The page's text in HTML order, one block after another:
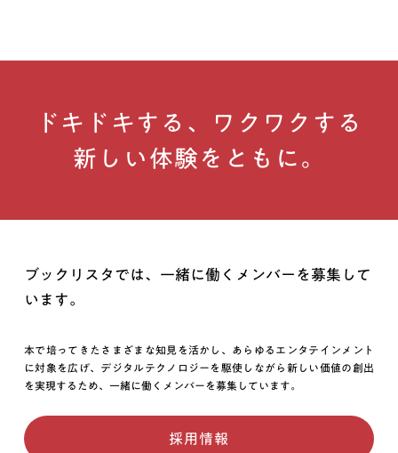
ドキドキする、ワクワクする
新しい体験をともに。
ブックリスタでは、一緒に働くメンバーを募集して
います。
本で培ってきたさまざまな知見を活かし、あらゆるエンタテインメント
に対象を広げ、デジタルテクノロジーを駆使しながら新しい価値の創出
を実現するため、一緒に働くメンバーを募集しています。
採用情報